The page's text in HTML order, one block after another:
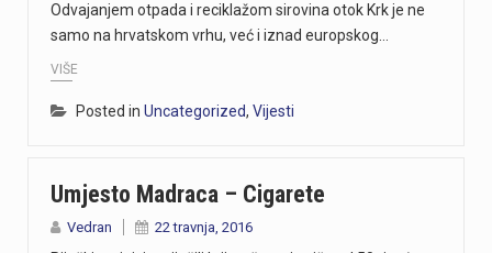
Odvajanjem otpada i reciklažom sirovina otok Krk je ne
samo na hrvatskom vrhu, već i iznad europskog…
VIŠE
Posted in Uncategorized, Vijesti
Umjesto Madraca – Cigarete
Vedran 22 travnja, 2016